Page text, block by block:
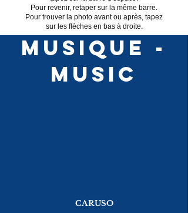
Pour revenir, retaper sur la même barre.
Pour trouver la photo avant ou après, tapez
sur les flèches en bas à droite.
Musique -
Music
CARUSO